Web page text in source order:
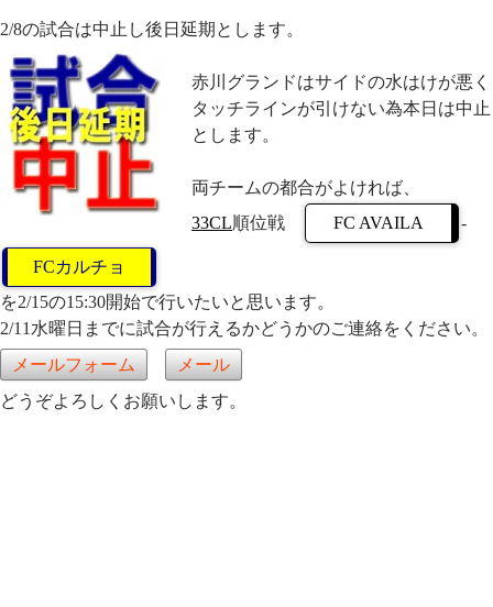
2/8の試合は中止し後日延期とします。
赤川グランドはサイドの水はけが悪く
タッチラインが引けない為本日は中止
とします。
両チームの都合がよければ、
33CL順位戦 FC AVAILA -
FCカルチョ
を2/15の15:30開始で行いたいと思います。
2/11水曜日までに試合が行えるかどうかのご連絡をください。
メールフォーム
メール
どうぞよろしくお願いします。